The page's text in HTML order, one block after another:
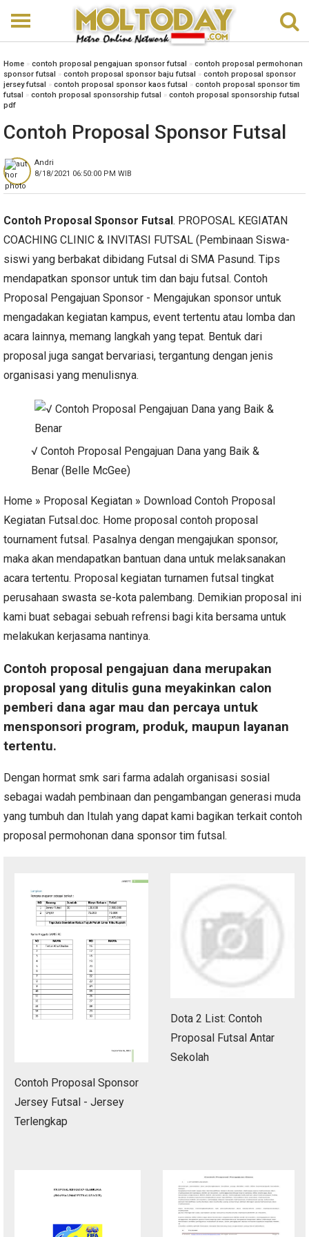
Home » contoh proposal pengajuan sponsor futsal » contoh proposal permohonan
sponsor futsal » contoh proposal sponsor baju futsal » contoh proposal sponsor
jersey futsal » contoh proposal sponsor kaos futsal » contoh proposal sponsor tim
futsal » contoh proposal sponsorship futsal » contoh proposal sponsorship futsal
pdf
Contoh Proposal Sponsor Futsal
Andri
8/18/2021 06:50:00 PM WIB
Contoh Proposal Sponsor Futsal. PROPOSAL KEGIATAN
COACHING CLINIC & INVITASI FUTSAL (Pembinaan Siswa-
siswi yang berbakat dibidang Futsal di SMA Pasund. Tips
mendapatkan sponsor untuk tim dan baju futsal. Contoh
Proposal Pengajuan Sponsor - Mengajukan sponsor untuk
mengadakan kegiatan kampus, event tertentu atau lomba dan
acara lainnya, memang langkah yang tepat. Bentuk dari
proposal juga sangat bervariasi, tergantung dengan jenis
organisasi yang menulisnya.
√ Contoh Proposal Pengajuan Dana yang Baik &
Benar (Belle McGee)
Home » Proposal Kegiatan » Download Contoh Proposal
Kegiatan Futsal.doc. Home proposal contoh proposal
tournament futsal. Pasalnya dengan mengajukan sponsor,
maka akan mendapatkan bantuan dana untuk melaksanakan
acara tertentu. Proposal kegiatan turnamen futsal tingkat
perusahaan swasta se-kota palembang. Demikian proposal ini
kami buat sebagai sebuah refrensi bagi kita bersama untuk
melakukan kerjasama nantinya.
Contoh proposal pengajuan dana merupakan
proposal yang ditulis guna meyakinkan calon
pemberi dana agar mau dan percaya untuk
mensponsori program, produk, maupun layanan
tertentu.
Dengan hormat smk sari farma adalah organisasi sosial
sebagai wadah pembinaan dan pengambangan generasi muda
yang tumbuh dan Itulah yang dapat kami bagikan terkait contoh
proposal permohonan dana sponsor tim futsal.
Contoh Proposal Sponsor
Jersey Futsal - Jersey
Terlengkap
Dota 2 List: Contoh
Proposal Futsal Antar
Sekolah